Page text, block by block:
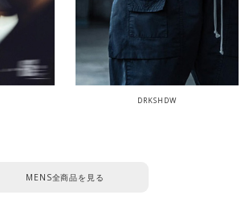
DRKSHDW
MENS全商品を見る